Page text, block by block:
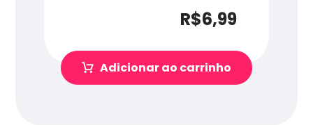
R$6,99
Adicionar ao carrinho